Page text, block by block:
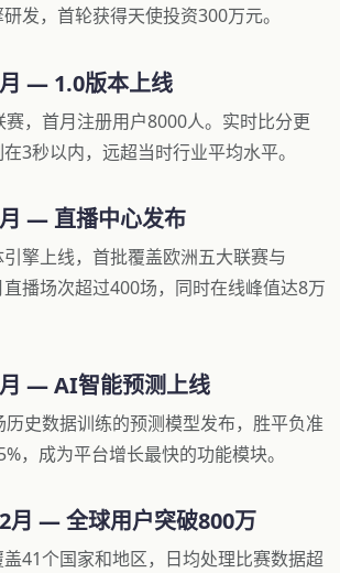
发，首轮获得天使投资300万元。
— 1.0版本上线
赛，首月注册用户8000人。实时比分更
3秒以内，远超当时行业平均水平。
— 直播中心发布
擎上线，首批覆盖欧洲五大联赛与
播场次超过400场，同时在线峰值达8万
— AI智能预测上线
历史数据训练的预测模型发布，胜平负准
，成为平台增长最快的功能模块。
月 — 全球用户突破800万
41个国家和地区，日均处理比赛数据超